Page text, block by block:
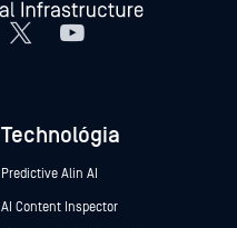
Technológia
Predictive Alin AI
AI Content Inspector